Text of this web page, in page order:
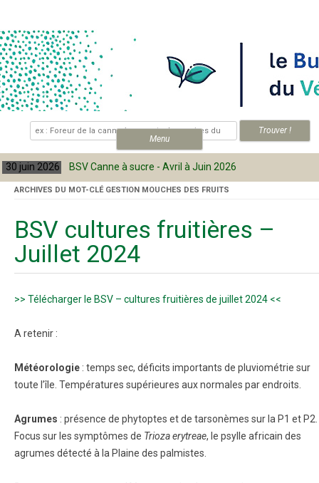
Menu
.
30 juin 2026 BSV Canne à sucre - Avril à Juin 2026
ARCHIVES DU MOT-CLÉ GESTION MOUCHES DES FRUITS
BSV cultures fruitières –
Juillet 2024
>> Télécharger le BSV – cultures fruitières de juillet 2024 <<
A retenir :
Météorologie : temps sec, déficits importants de pluviométrie sur
toute l’île. Températures supérieures aux normales par endroits.
Agrumes : présence de phytoptes et de tarsonèmes sur la P1 et P2.
Focus sur les symptômes de Trioza erytreae, le psylle africain des
agrumes détecté à la Plaine des palmistes.